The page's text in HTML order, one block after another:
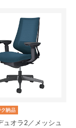
ュオラ2／メッシュ